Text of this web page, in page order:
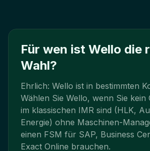
Für wen ist Wello die
Wahl?
Ehrlich: Wello ist in bestimmten
Wählen Sie Wello, wenn Sie kein
im klassischen IMR sind (HLK,
Energie) ohne Maschinen-
einen FSM für SAP, Business
Exact Online brauchen.